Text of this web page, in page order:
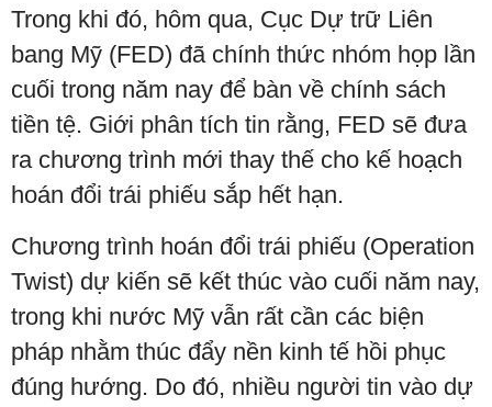
Trong khi đó, hôm qua, Cục Dự trữ Liên
bang Mỹ (FED) đã chính thức nhóm họp lần
cuối trong năm nay để bàn về chính sách
tiền tệ. Giới phân tích tin rằng, FED sẽ đưa
ra chương trình mới thay thế cho kế hoạch
hoán đổi trái phiếu sắp hết hạn.
Chương trình hoán đổi trái phiếu (Operation
Twist) dự kiến sẽ kết thúc vào cuối năm nay,
trong khi nước Mỹ vẫn rất cần các biện
pháp nhằm thúc đẩy nền kinh tế hồi phục
đúng hướng. Do đó, nhiều người tin vào dự